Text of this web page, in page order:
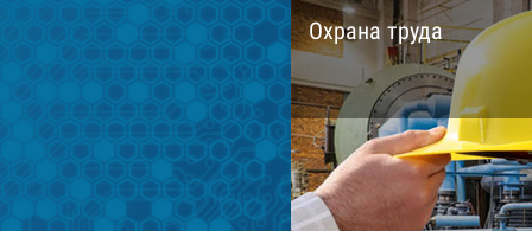
Охрана труда